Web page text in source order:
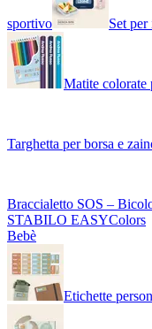
sportivo Set
Matite colorate
Targhetta per borsa e
Braccialetto SOS –
STABILO EASYColors
Bebè
Etichette